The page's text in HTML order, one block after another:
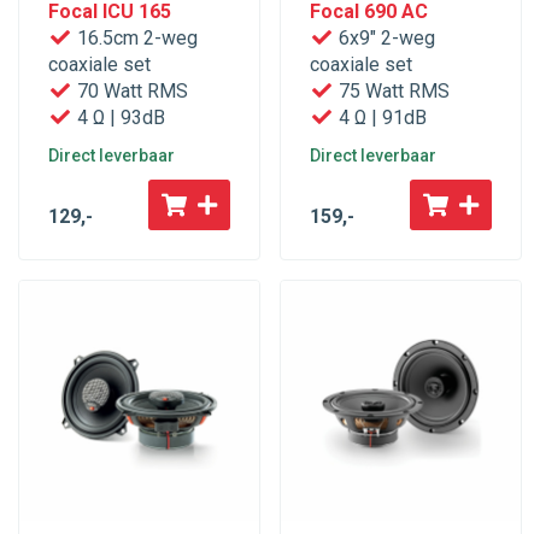
Focal ICU 165
16.5cm 2-weg
coaxiale set
70 Watt RMS
4 Ω | 93dB
Direct leverbaar
129,-
Focal 690 AC
6x9" 2-weg
coaxiale set
75 Watt RMS
4 Ω | 91dB
Direct leverbaar
159,-